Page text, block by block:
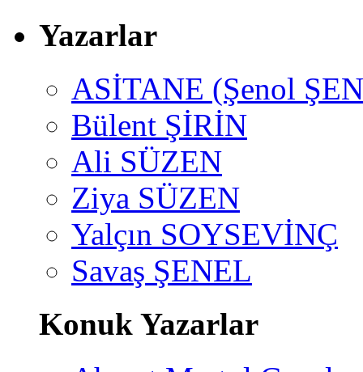
Yazarlar
ASİTANE (Şenol
Bülent ŞİRİN
Ali SÜZEN
Ziya SÜZEN
Yalçın SOYSEVİNÇ
Savaş ŞENEL
Konuk Yazarlar